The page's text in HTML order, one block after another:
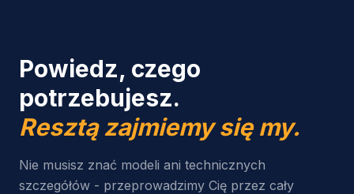
Powiedz, czego
potrzebujesz.
Resztą zajmiemy się my.
Nie musisz znać modeli ani technicznych
szczegółów - przeprowadzimy Cię przez cały